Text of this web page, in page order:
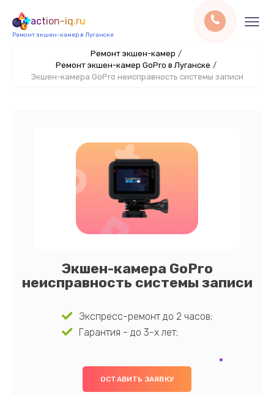
action-iq.ru
Ремонт экшен-камер в Луганске
Ремонт экшен-камер /
Ремонт экшен-камер GoPro в Луганске /
Экшен-камера GoPro неисправность системы записи
Экшен-камера GoPro
неисправность системы записи
Экспресс-ремонт до 2 часов;
Гарантия - до 3-х лет;
ОСТАВИТЬ ЗАЯВКУ